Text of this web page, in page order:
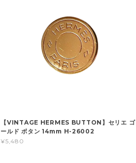
【VINTAGE HERMES BUTTON】セリエ ゴ
ールド ボタン 14mm H-26002
¥5,480